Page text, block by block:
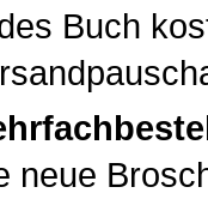
Buch
neue